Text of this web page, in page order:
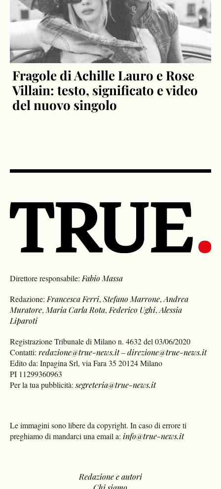
Fragole di Achille Lauro e Rose
Villain: testo, significato e video
del nuovo singolo
Direttore responsabile: Fabio Massa
Redazione: Francesca Ferri,Stefano Marrone,Andrea
Muratore, Maria Carla Rota, Federico Ughi,Alessia
Liparoti
Registrazione Tribunale di Milano n. 4632 del 03/06/2020
Contatti:redazione@true-news.it–direzione@true-news.it
Edito da: Inpagina Srl, via Fara 35 20124 Milano
PI 11299360963
Per la tua pubblicità:segreteria@true-news.it
Le immagini sono libere da copyright. In caso di errore ti
preghiamo di mandarci una email a: info@true-news.it
Redazione e autori